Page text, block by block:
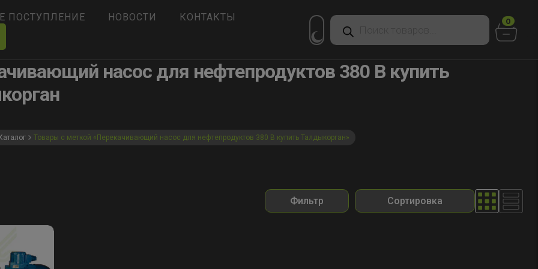
ПОСТУПЛЕНИЕ НОВОСТИ
КОНТАКТЫ
Поиск
товаров
0
насос для нефтепродуктов 380 В купить
Каталог Товары с меткой «Перекачивающий насос для нефтепродуктов 380 В купить Талдыкорган»
Фильтр Сортировка